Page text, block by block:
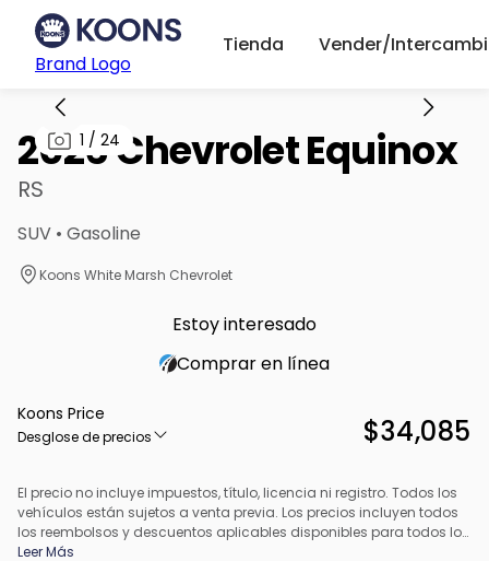
Brand Logo
Tienda Vender/
1 / 24
2026 Chevrolet Equinox
RS
SUV • Gasoline
Koons White Marsh Chevrolet
Estoy interesado
Comprar en línea
Koons Price
Desglose de precios $34,085
El precio no incluye impuestos, título, licencia ni registro. Todos los
vehículos están sujetos a venta previa. Los precios incluyen todos
los reembolsos y descuentos aplicables disponibles para todos los
consumidores; pueden aplicarse reembolsos adicionales. Es
Leer Más